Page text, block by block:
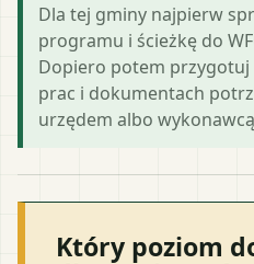
Dla tej gminy najpierw
programu i ścieżkę do
Dopiero potem
prac i dokumentach
urzędem albo
Który poziom